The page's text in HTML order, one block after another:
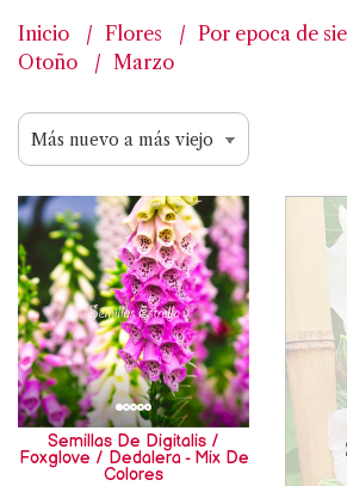
Inicio Flores
Por epoca de
Otoño
Marzo
Semillas De Digitalis /
Foxglove / Dedalera - Mix De
Colores